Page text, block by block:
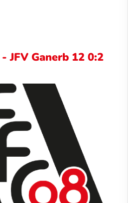
JFV Ganerb 12 0:2